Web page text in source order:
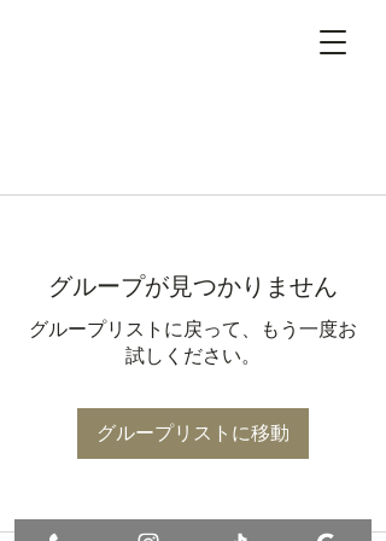
グループが見つかりません
グループリストに戻って、もう一度お
試しください。
グループリストに移動